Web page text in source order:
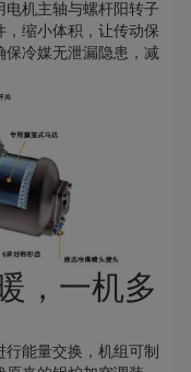
机主轴与螺杆阳转子
缩小体积，让传动保
保冷媒无泄漏隐患，减
，一机多
能量交换，机组可制